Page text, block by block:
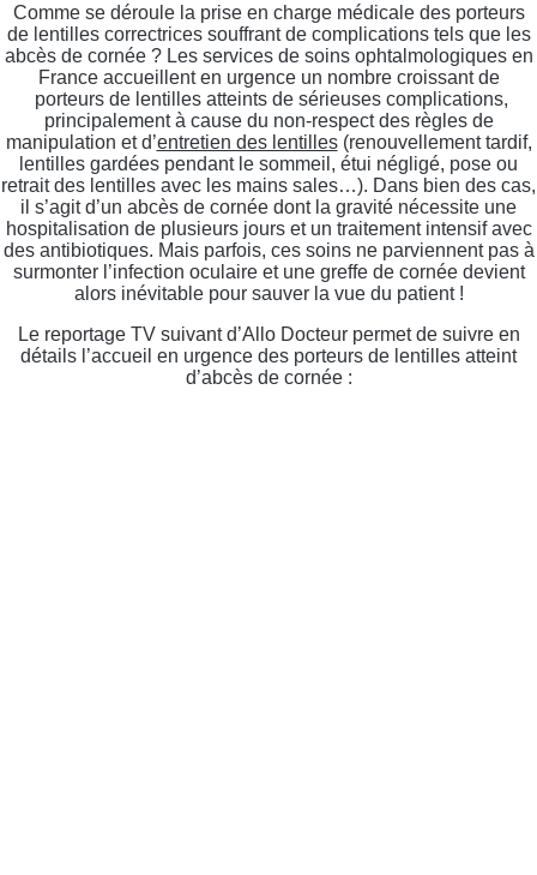
Comme se déroule la prise en charge médicale des porteurs
de lentilles correctrices souffrant de complications tels que les
abcès de cornée ? Les services de soins ophtalmologiques en
France accueillent en urgence un nombre croissant de
porteurs de lentilles atteints de sérieuses complications,
principalement à cause du non-respect des règles de
manipulation et d’entretien des lentilles(renouvellement tardif,
lentilles gardées pendant le sommeil, étui négligé, pose ou
retrait des lentilles avec les mains sales…). Dans bien des cas,
il s’agit d’un abcès de cornée dont la gravité nécessite une
hospitalisation de plusieurs jours et un traitement intensif avec
des antibiotiques. Mais parfois, ces soins ne parviennent pas à
surmonter l’infection oculaire et une greffe de cornée devient
alors inévitable pour sauver la vue du patient !
Le reportage TV suivant d’Allo Docteur permet de suivre en
détails l’accueil en urgence des porteurs de lentilles atteint
d’abcès de cornée :